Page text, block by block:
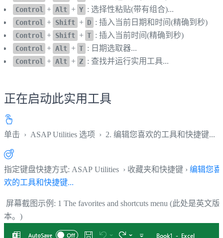
Control + Alt + Y : 选择性粘贴(带有组合)...
Control + Shift + D : 插入当前日期和时间(精确到秒)
Control + Shift + T : 插入当前时间(精确到秒)
Control + Alt + T : 日期选取器...
Control + Alt + Z : 查找并运行实用工具...
正在启动此实用工具
单击 › ASAP Utilities 选项 › 2. 编辑您喜欢的工具和快捷键...
指定键盘快捷方式: ASAP Utilities › 收藏夹和快捷键 › 编辑您喜
欢的工具和快捷键...
屏幕截图示例: 1 The favorites and shortcuts menu (此处是英文版
本。)